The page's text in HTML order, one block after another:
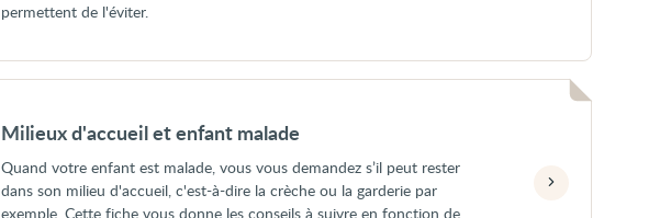
permettent de l'éviter.
Milieux d'accueil et enfant malade
Quand votre enfant est malade, vous vous demandez s’il peut rester
dans son milieu d'accueil, c'est-à-dire la crèche ou la garderie par
exemple. Cette fiche vous donne les conseils à suivre en fonction de